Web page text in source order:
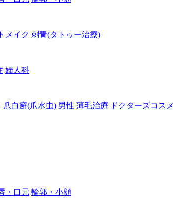
メイク 刺青(タトゥー治療)
婦人科
爪白癬(爪水虫) 男性 薄毛治療 ドクターズコスメ
・口元 輪郭・小顔